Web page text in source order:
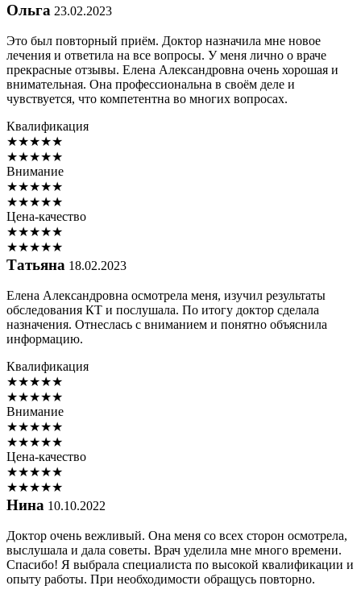
Ольга 23.02.2023
Это был повторный приём. Доктор назначила мне новое
лечения и ответила на все вопросы. У меня лично о враче
прекрасные отзывы. Елена Александровна очень хорошая и
внимательная. Она профессиональна в своём деле и
чувствуется, что компетентна во многих вопросах.
Квалификация
★★★★★
★★★★★
Внимание
★★★★★
★★★★★
Цена-качество
★★★★★
★★★★★
Татьяна 18.02.2023
Елена Александровна осмотрела меня, изучил результаты
обследования КТ и послушала. По итогу доктор сделала
назначения. Отнеслась с вниманием и понятно объяснила
информацию.
Квалификация
★★★★★
★★★★★
Внимание
★★★★★
★★★★★
Цена-качество
★★★★★
★★★★★
Нина 10.10.2022
Доктор очень вежливый. Она меня со всех сторон осмотрела,
выслушала и дала советы. Врач уделила мне много времени.
Спасибо! Я выбрала специалиста по высокой квалификации и
опыту работы. При необходимости обращусь повторно.